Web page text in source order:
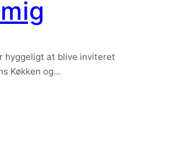
hyggeligt at blive inviteret
Køkken og…